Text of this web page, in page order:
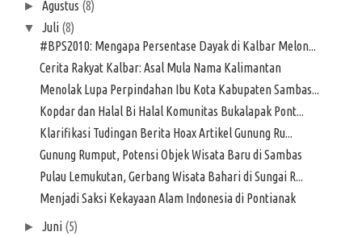
►Agustus (8)
▼Juli (8)
#BPS2010: Mengapa Persentase Dayak di Kalbar Melon...
Cerita Rakyat Kalbar: Asal Mula Nama Kalimantan
Menolak Lupa Perpindahan Ibu Kota Kabupaten Sambas...
Kopdar dan Halal Bi Halal Komunitas Bukalapak Pont...
Klarifikasi Tudingan Berita Hoax Artikel Gunung Ru...
Gunung Rumput, Potensi Objek Wisata Baru di Sambas
Pulau Lemukutan, Gerbang Wisata Bahari di Sungai R...
Menjadi Saksi Kekayaan Alam Indonesia di Pontianak
►Juni (5)